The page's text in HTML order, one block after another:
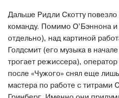
Дальше Ридли Скотту
команду. Помимо О’Бэннона
отдельно), над картиной
Голдсмит (его музыка в
трогает режиссера),
после «Чужого» снял еще
мастера по работе с титрами